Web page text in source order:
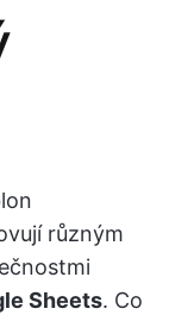
různým
Sheets. Co